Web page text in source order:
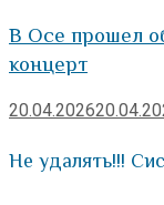
В Осе прошел
концерт
20.04.2026
Не удалять!!!